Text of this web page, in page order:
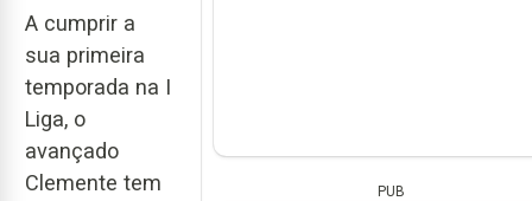
A cumprir a
sua primeira
temporada na I
Liga, o
avançado
Clemente tem
PUB